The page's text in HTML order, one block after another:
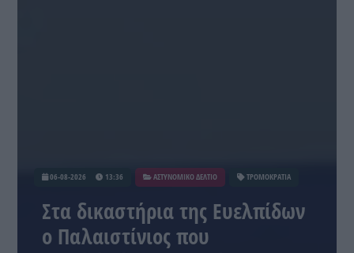
06-08-2026 13:36 ΑΣΤΥΝΟΜΙΚΟ ΔΕΛΤΙΟ ΤΡΟΜΟΚΡΑΤΙΑ
Στα δικαστήρια της Ευελπίδων
ο Παλαιστίνιος που